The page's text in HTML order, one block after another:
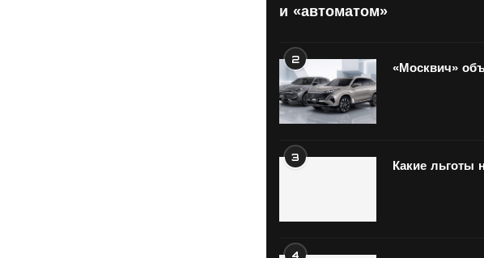
и «автоматом»
2
«Москвич»
3
Какие льготы
4